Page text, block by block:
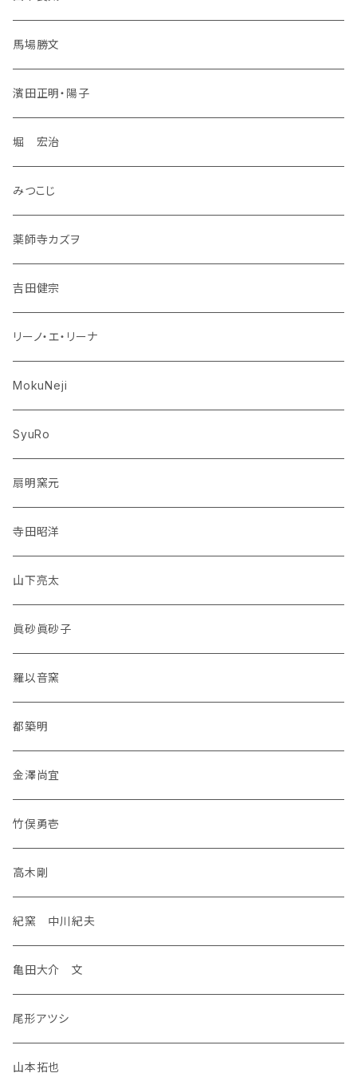
馬場勝文
濱田正明・陽子
堀 宏治
みつこじ
薬師寺カズヲ
吉田健宗
リーノ・エ・リーナ
MokuNeji
SyuRo
扇明窯元
寺田昭洋
山下亮太
眞砂眞砂子
羅以音窯
都築明
金澤尚宜
竹俣勇壱
高木剛
紀窯 中川紀夫
亀田大介 文
尾形アツシ
山本拓也